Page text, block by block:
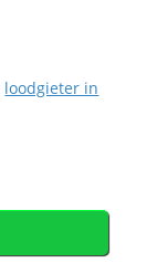
loodgieter in